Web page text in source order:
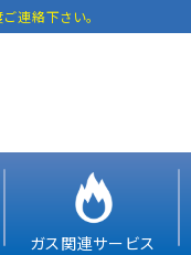
連絡下さい。
ガス関連サービス